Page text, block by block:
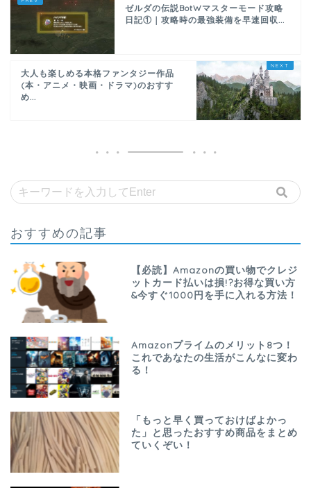
ゼルダの伝説BotWマスターモード攻略
日記①｜攻略時の最強装備を早速回収...
大人も楽しめる本格ファンタジー作品
(本・アニメ・映画・ドラマ)のおすす
め...
おすすめの記事
【必読】Amazonの買い物でクレジ
ットカード払いは損!?お得な買い方
&今すぐ1000円を手に入れる方法！
Amazonプライムのメリット8つ！
これであなたの生活がこんなに変わ
る！
「もっと早く買っておけばよかっ
た」と思ったおすすめ商品をまとめ
ていくぞい！